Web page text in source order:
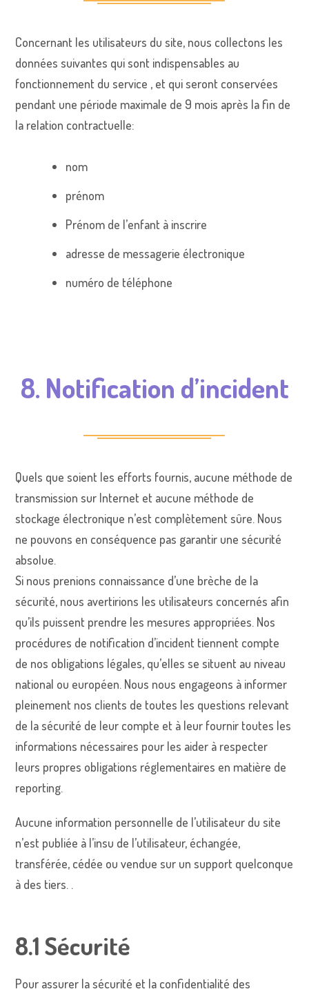
Concernant les utilisateurs du site, nous collectons les
données suivantes qui sont indispensables au
fonctionnement du service , et qui seront conservées
pendant une période maximale de 9 mois après la fin de
la relation contractuelle:
nom
prénom
Prénom de l’enfant à inscrire
adresse de messagerie électronique
numéro de téléphone
8. Notification d’incident
Quels que soient les efforts fournis, aucune méthode de
transmission sur Internet et aucune méthode de
stockage électronique n’est complètement sûre. Nous
ne pouvons en conséquence pas garantir une sécurité
absolue.
Si nous prenions connaissance d’une brèche de la
sécurité, nous avertirions les utilisateurs concernés afin
qu’ils puissent prendre les mesures appropriées. Nos
procédures de notification d’incident tiennent compte
de nos obligations légales, qu’elles se situent au niveau
national ou européen. Nous nous engageons à informer
pleinement nos clients de toutes les questions relevant
de la sécurité de leur compte et à leur fournir toutes les
informations nécessaires pour les aider à respecter
leurs propres obligations réglementaires en matière de
reporting.
Aucune information personnelle de l’utilisateur du site
n’est publiée à l’insu de l’utilisateur, échangée,
transférée, cédée ou vendue sur un support quelconque
à des tiers. .
8.1 Sécurité
Pour assurer la sécurité et la confidentialité des